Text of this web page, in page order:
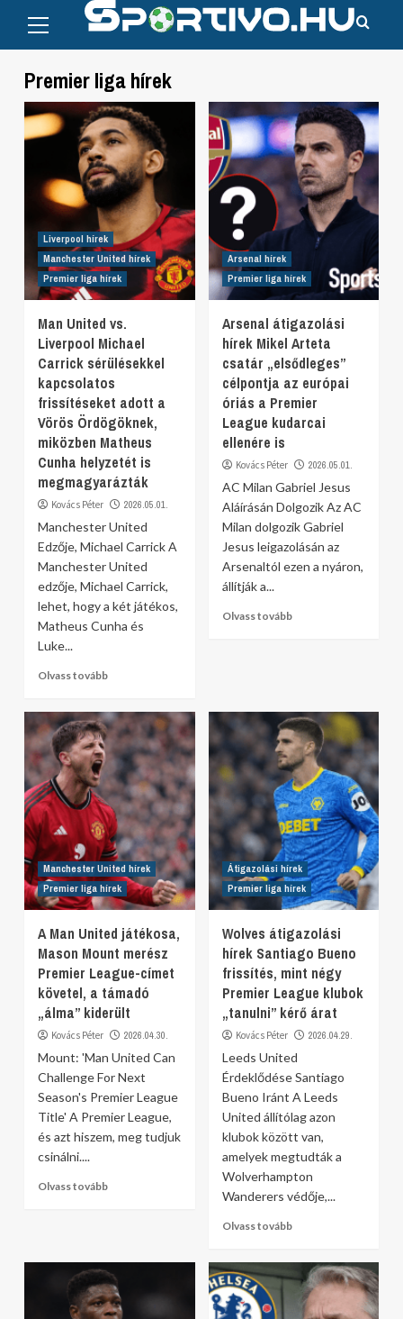
content
Menu
Premier liga hírek
Liverpool hírek
Manchester United hírek
Premier liga hírek
Man United vs.
Liverpool Michael
Carrick sérülésekkel
kapcsolatos
frissítéseket adott a
Vörös Ördögöknek,
miközben Matheus
Cunha helyzetét is
megmagyarázták
Kovács Péter 2026.05.01.
Manchester United
Edzője, Michael Carrick A
Manchester United
edzője, Michael Carrick,
lehet, hogy a két játékos,
Matheus Cunha és
Luke...
Olvass tovább
Arsenal hírek
Premier liga hírek
Arsenal átigazolási
hírek Mikel Arteta
csatár „elsődleges”
célpontja az európai
óriás a Premier
League kudarcai
ellenére is
Kovács Péter 2026.05.01.
AC Milan Gabriel Jesus
Aláírásán Dolgozik Az AC
Milan dolgozik Gabriel
Jesus leigazolásán az
Arsenaltól ezen a nyáron,
állítják a...
Olvass tovább
Manchester United hírek
Premier liga hírek
A Man United játékosa,
Mason Mount merész
Premier League-címet
követel, a támadó
„álma” kiderült
Kovács Péter 2026.04.30.
Mount: 'Man United Can
Challenge For Next
Season's Premier League
Title' A Premier League,
és azt hiszem, meg tudjuk
csinálni....
Olvass tovább
Átigazolási hírek
Premier liga hírek
Wolves átigazolási
hírek Santiago Bueno
frissítés, mint négy
Premier League klubok
„tanulni” kérő árat
Kovács Péter 2026.04.29.
Leeds United
Érdeklődése Santiago
Bueno Iránt A Leeds
United állítólag azon
klubok között van,
amelyek megtudták a
Wolverhampton
Wanderers védője,...
Olvass tovább